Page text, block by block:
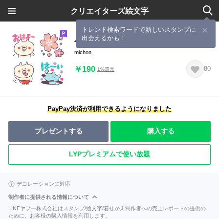
クリエイターズ絵文字
トレンド検索ワードで新しいスタンプに
出会えるかも！
色々絵文字“ゆるネコさんの挨拶だよ”
michon
￥190 1%還元 80
PayPay決済が利用できるようになりました
プレゼントする 購入する
LYPプレミアムで使い放題
デコレーションに対応
制作者に提供される情報について
LINEヤフー株式会社はスタンプ/絵文字/着せかえ制作者への売上レポートの提供の
ために、お客様の購入情報を利用します。